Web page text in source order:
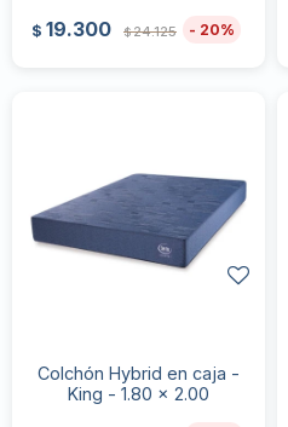
$ 19.300 $24.125 20
Colchón Hybrid en caja -
King - 1.80 x 2.00